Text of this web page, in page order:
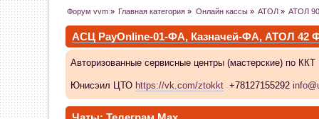
Форум vvm» Главная категория » Онлайн кассы» АТОЛ » АТОЛ
АСЦ PayOnline-01-ФА, Казначей-ФА, АТОЛ 42
Авторизованные сервисные центры (мастерские) по
Юнисэил ЦТО https://vk.com/ztokkt+78127155292